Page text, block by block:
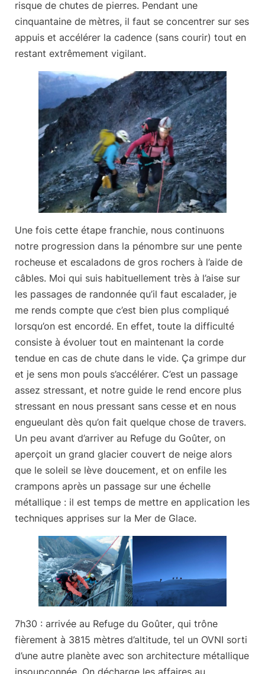
risque de chutes de pierres. Pendant une
cinquantaine de mètres, il faut se concentrer sur ses
appuis et accélérer la cadence (sans courir) tout en
restant extrêmement vigilant.
Une fois cette étape franchie, nous continuons
notre progression dans la pénombre sur une pente
rocheuse et escaladons de gros rochers à l’aide de
câbles. Moi qui suis habituellement très à l’aise sur
les passages de randonnée qu’il faut escalader, je
me rends compte que c’est bien plus compliqué
lorsqu’on est encordé. En effet, toute la difficulté
consiste à évoluer tout en maintenant la corde
tendue en cas de chute dans le vide. Ça grimpe dur
et je sens mon pouls s’accélérer. C’est un passage
assez stressant, et notre guide le rend encore plus
stressant en nous pressant sans cesse et en nous
engueulant dès qu’on fait quelque chose de travers.
Un peu avant d’arriver au Refuge du Goûter, on
aperçoit un grand glacier couvert de neige alors
que le soleil se lève doucement, et on enfile les
crampons après un passage sur une échelle
métallique : il est temps de mettre en application les
techniques apprises sur la Mer de Glace.
7h30 : arrivée au Refuge du Goûter, qui trône
fièrement à 3815 mètres d’altitude, tel un OVNI sorti
d’une autre planète avec son architecture métallique